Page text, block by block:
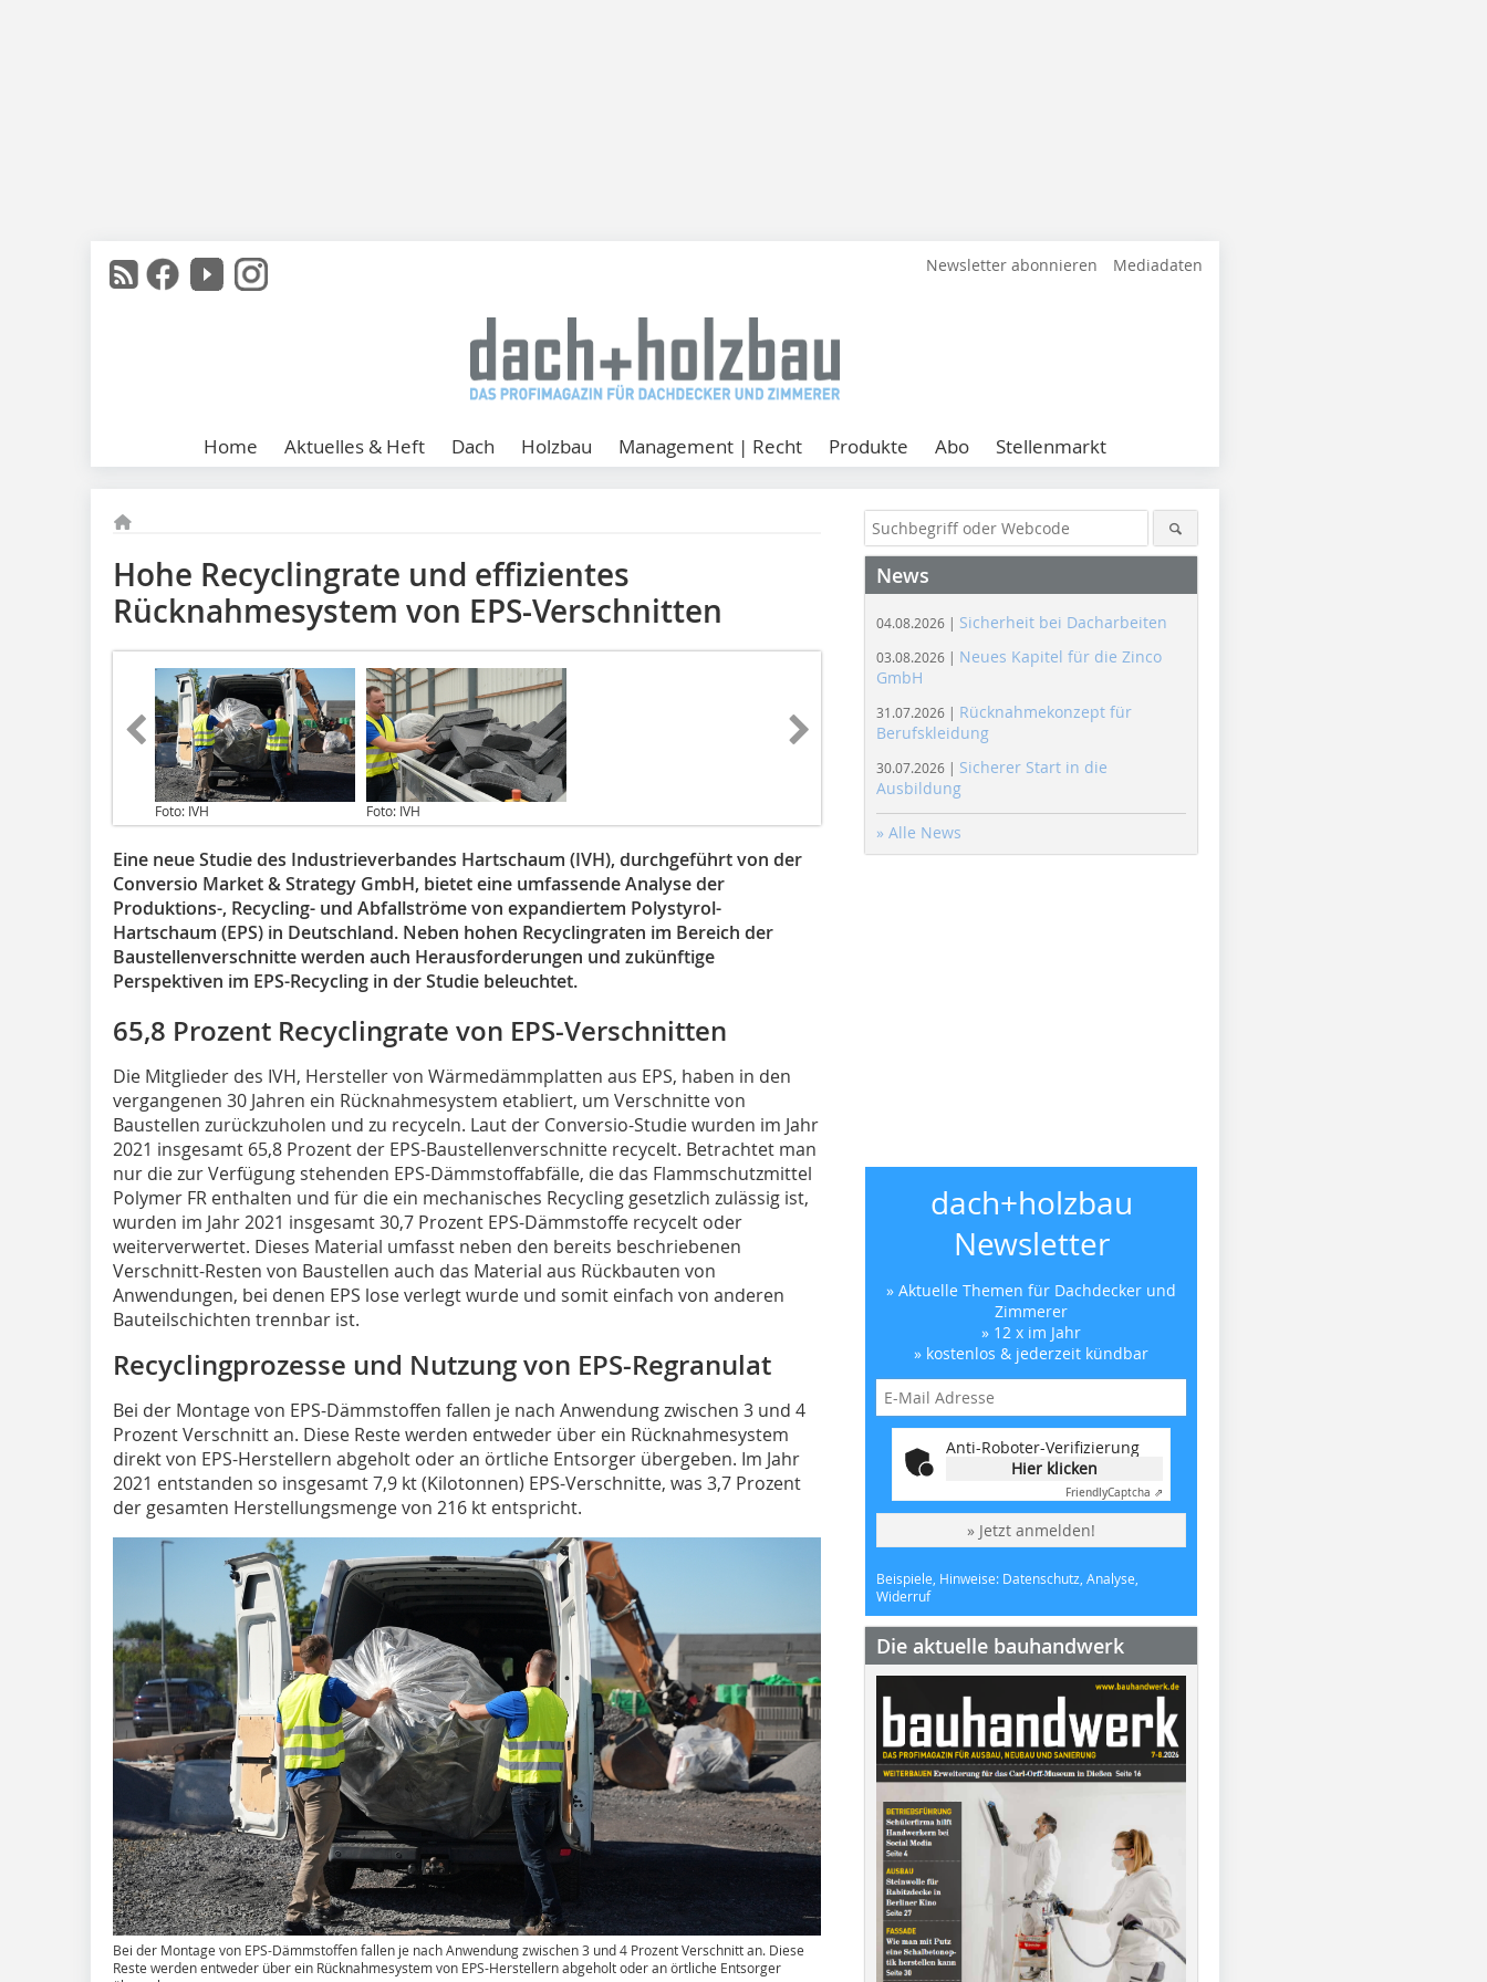
Newsletter abonnieren Mediadaten
Home Aktuelles & Heft Dach Holzbau Management | Recht Produkte Abo Stellenmarkt
Hohe Recyclingrate und effizientes
Rücknahmesystem von EPS-Verschnitten
Foto: IVH Foto: IVH
Eine neue Studie des Industrieverbandes Hartschaum (IVH), durchgeführt von der
Conversio Market & Strategy GmbH, bietet eine umfassende Analyse der
Produktions-, Recycling- und Abfallströme von expandiertem Polystyrol-
Hartschaum (EPS) in Deutschland. Neben hohen Recyclingraten im Bereich der
Baustellenverschnitte werden auch Herausforderungen und zukünftige
Perspektiven im EPS-Recycling in der Studie beleuchtet.
65,8 Prozent Recyclingrate von EPS-Verschnitten
Die Mitglieder des IVH, Hersteller von Wärmedämmplatten aus EPS, haben in den
vergangenen 30 Jahren ein Rücknahmesystem etabliert, um Verschnitte von
Baustellen zurückzuholen und zu recyceln. Laut der Conversio-Studie wurden im Jahr
2021 insgesamt 65,8 Prozent der EPS-Baustellenverschnitte recycelt. Betrachtet man
nur die zur Verfügung stehenden EPS-Dämmstoffabfälle, die das Flammschutzmittel
Polymer FR enthalten und für die ein mechanisches Recycling gesetzlich zulässig ist,
wurden im Jahr 2021 insgesamt 30,7 Prozent EPS-Dämmstoffe recycelt oder
weiterverwertet. Dieses Material umfasst neben den bereits beschriebenen
Verschnitt-Resten von Baustellen auch das Material aus Rückbauten von
Anwendungen, bei denen EPS lose verlegt wurde und somit einfach von anderen
Bauteilschichten trennbar ist.
Recyclingprozesse und Nutzung von EPS-Regranulat
Bei der Montage von EPS-Dämmstoffen fallen je nach Anwendung zwischen 3 und 4
Prozent Verschnitt an. Diese Reste werden entweder über ein Rücknahmesystem
direkt von EPS-Herstellern abgeholt oder an örtliche Entsorger übergeben. Im Jahr
2021 entstanden so insgesamt 7,9 kt (Kilotonnen) EPS-Verschnitte, was 3,7 Prozent
der gesamten Herstellungsmenge von 216 kt entspricht.
Bei der Montage von EPS-Dämmstoffen fallen je nach Anwendung zwischen 3 und 4 Prozent Verschnitt an. Diese
Reste werden entweder über ein Rücknahmesystem von EPS-Herstellern abgeholt oder an örtliche Entsorger
News
04.08.2026 | Sicherheit bei Dacharbeiten
03.08.2026 | Neues Kapitel für die Zinco
GmbH
31.07.2026 | Rücknahmekonzept für
Berufskleidung
30.07.2026 | Sicherer Start in die
Ausbildung
» Alle News
dach+holzbau
Newsletter
» Aktuelle Themen für Dachdecker und
Zimmerer
» 12 x im Jahr
» kostenlos & jederzeit kündbar
Anti-Roboter-Verifizierung
Hier klicken
FriendlyCaptcha ⇗
» Jetzt anmelden!
Beispiele, Hinweise: Datenschutz, Analyse,
Widerruf
Die aktuelle bauhandwerk